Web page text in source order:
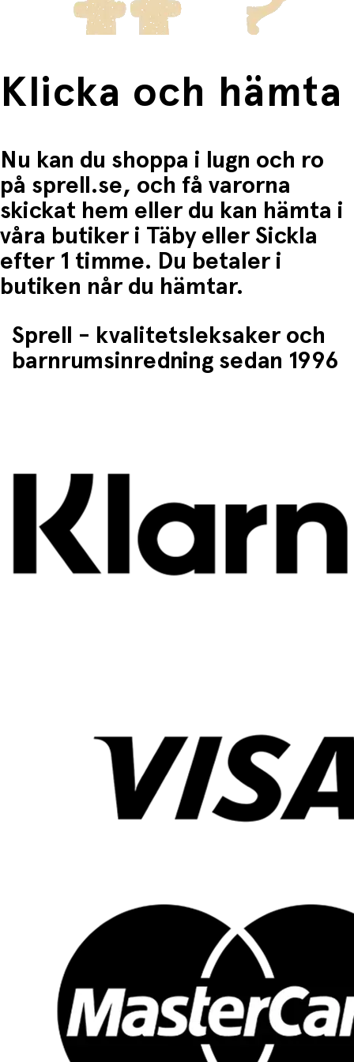
Klicka och hämta
Nu kan du shoppa i lugn och ro
på sprell.se, och få varorna
skickat hem eller du kan hämta i
våra butiker i Täby eller Sickla
efter 1 timme. Du betaler i
butiken når du hämtar.
Sprell - kvalitetsleksaker och
barnrumsinredning sedan 1996